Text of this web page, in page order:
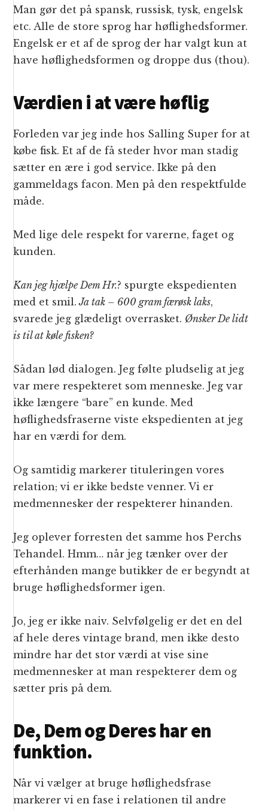
Man gør det på spansk, russisk, tysk, engelsk
etc. Alle de store sprog har høflighedsformer.
Engelsk er et af de sprog der har valgt kun at
have høflighedsformen og droppe dus (thou).
Værdien i at være høflig
Forleden var jeg inde hos Salling Super for at
købe fisk. Et af de få steder hvor man stadig
sætter en ære i god service. Ikke på den
gammeldags facon. Men på den respektfulde
måde.
Med lige dele respekt for varerne, faget og
kunden.
Kan jeg hjælpe Dem Hr.? spurgte ekspedienten
med et smil. Ja tak – 600 gram færøsk laks,
svarede jeg glædeligt overrasket. Ønsker De lidt
is til at køle fisken?
Sådan lød dialogen. Jeg følte pludselig at jeg
var mere respekteret som menneske. Jeg var
ikke længere “bare” en kunde. Med
høflighedsfraserne viste ekspedienten at jeg
har en værdi for dem.
Og samtidig markerer tituleringen vores
relation; vi er ikke bedste venner. Vi er
medmennesker der respekterer hinanden.
Jeg oplever forresten det samme hos Perchs
Tehandel. Hmm… når jeg tænker over der
efterhånden mange butikker de er begyndt at
bruge høflighedsformer igen.
Jo, jeg er ikke naiv. Selvfølgelig er det en del
af hele deres vintage brand, men ikke desto
mindre har det stor værdi at vise sine
medmennesker at man respekterer dem og
sætter pris på dem.
De, Dem og Deres har en
funktion.
Når vi vælger at bruge høflighedsfrase
markerer vi en fase i relationen til andre